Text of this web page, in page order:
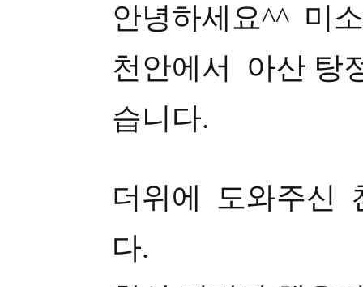
안녕하세요^^ 미
천안에서 아산 탕
습니다.
더위에 도와주신
다.